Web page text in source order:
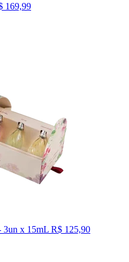
169,99
3un x 15mL R$ 125,90